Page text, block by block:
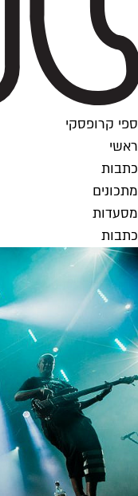
ספי קרופסקי
ראשי
כתבות
מתכונים
מסעדות
כתבות